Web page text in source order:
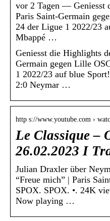
vor 2 Tagen — Geniesst
Paris Saint-Germain
24 der Ligue 1 2022/23
Mbappé …
Geniesst die Highlights
Germain gegen Lille
1 2022/23 auf blue
2:0 Neymar …
http s://www.youtube.com ›
Le Classique –
26.02.2023 I
Julian Draxler über
“Freue mich” | Paris
SPOX. SPOX. •. 24K
Now playing …